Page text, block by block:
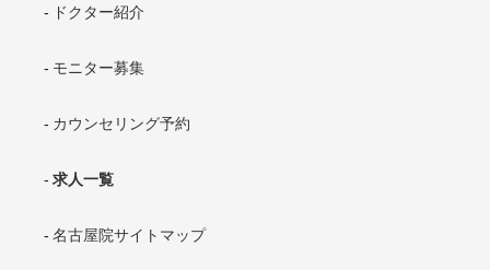
ドクター紹介
モニター募集
カウンセリング予約
求人一覧
名古屋院サイトマップ